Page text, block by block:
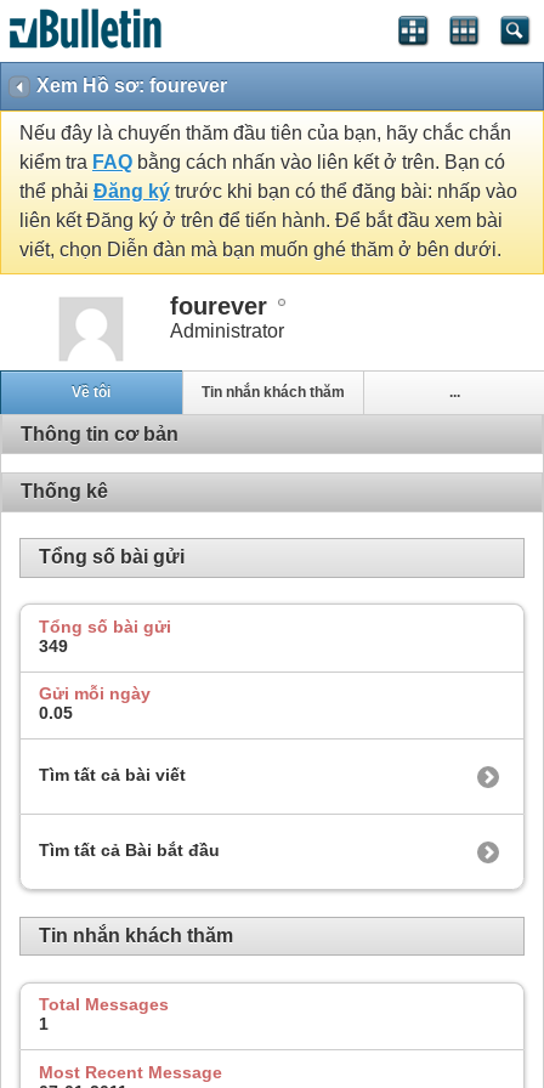
Xem Hồ sơ: fourever
Nếu đây là chuyến thăm đầu tiên của bạn, hãy chắc chắn
kiểm tra FAQ bằng cách nhấn vào liên kết ở trên. Bạn có
thể phải Đăng ký trước khi bạn có thể đăng bài: nhấp vào
liên kết Đăng ký ở trên để tiến hành. Để bắt đầu xem bài
viết, chọn Diễn đàn mà bạn muốn ghé thăm ở bên dưới.
fourever
Administrator
Về tôi Tin nhắn khách thăm ...
Thông tin cơ bản
Thống kê
Tổng số bài gửi
Tổng số bài gửi
349
Gửi mỗi ngày
0.05
Tìm tất cả bài viết
Tìm tất cả Bài bắt đầu
Tin nhắn khách thăm
Total Messages
1
Most Recent Message